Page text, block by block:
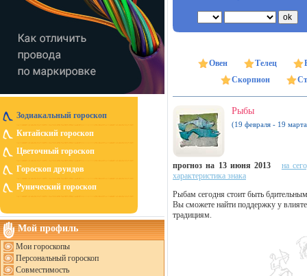
Зодиакальный гороскоп
Китайский гороскоп
Цветочный гороскоп
Гороскоп друидов
Рунический гороскоп
Мой профиль
Мои гороскопы
Персональный гороскоп
Совместимость
Овен Телец
Скорпион
Рыбы
(19 февраля - 19
прогноз на 13 июня 2013
на
характеристика знака
Рыбам сегодня стоит быть
Вы сможете найти поддержку у
традициям.